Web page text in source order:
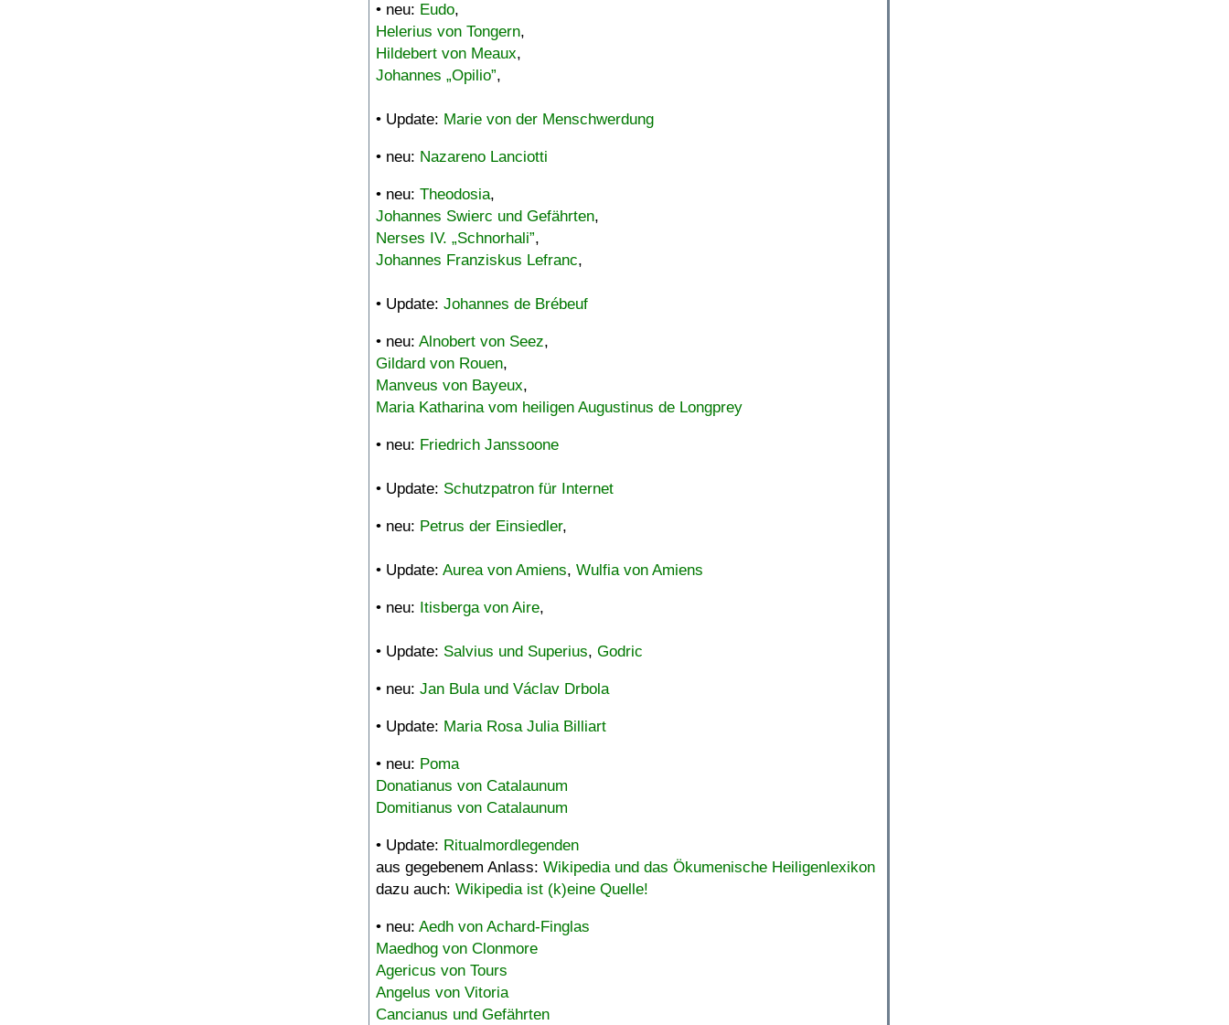
• neu: Eudo,
Helerius von Tongern,
Hildebert von Meaux,
Johannes „Opilio”,
• Update: Marie von der Menschwerdung
• neu: Nazareno Lanciotti
• neu: Theodosia,
Johannes Swierc und Gefährten,
Nerses IV. „Schnorhali”,
Johannes Franziskus Lefranc,
• Update: Johannes de Brébeuf
• neu: Alnobert von Seez,
Gildard von Rouen,
Manveus von Bayeux,
Maria Katharina vom heiligen Augustinus de Longprey
• neu: Friedrich Janssoone
• Update: Schutzpatron für Internet
• neu: Petrus der Einsiedler,
• Update: Aurea von Amiens, Wulfia von Amiens
• neu: Itisberga von Aire,
• Update: Salvius und Superius, Godric
• neu: Jan Bula und Václav Drbola
• Update: Maria Rosa Julia Billiart
• neu: Poma
Donatianus von Catalaunum
Domitianus von Catalaunum
• Update: Ritualmordlegenden
aus gegebenem Anlass: Wikipedia und das Ökumenische Heiligenlexikon
dazu auch: Wikipedia ist (k)eine Quelle!
• neu: Aedh von Achard-Finglas
Maedhog von Clonmore
Agericus von Tours
Angelus von Vitoria
Cancianus und Gefährten